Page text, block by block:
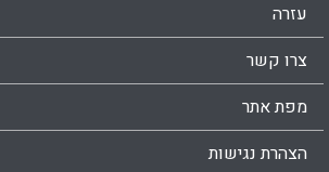
עזרה
צרו קשר
מפת אתר
הצהרת נגישות